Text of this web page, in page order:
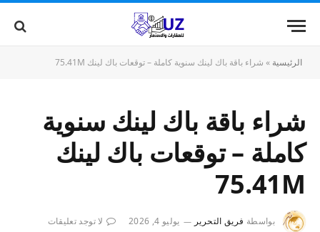
الرئيسية » شراء باقة باك لينك سنوية كاملة – توقعات باك لينك 75.41M
شراء باقة باك لينك سنوية
كاملة – توقعات باك لينك
75.41M
بواسطة فريق التحرير يوليو 4, 2026
لا توجد تعليقات